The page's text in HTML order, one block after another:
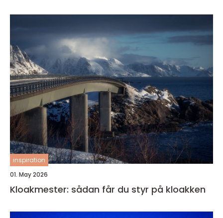
inspiration
01. May 2026
Kloakmester: sådan får du styr på kloakken